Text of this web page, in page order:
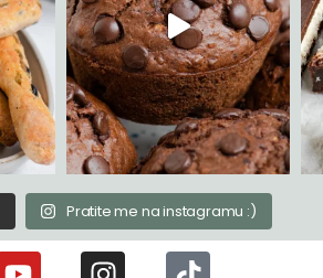
Pratite me na instagramu :)